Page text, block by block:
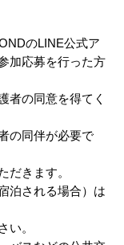
のLINE公式ア
加応募を行った方
者の同意を得てく
の同伴が必要で
だきます。
泊される場合）は
い。